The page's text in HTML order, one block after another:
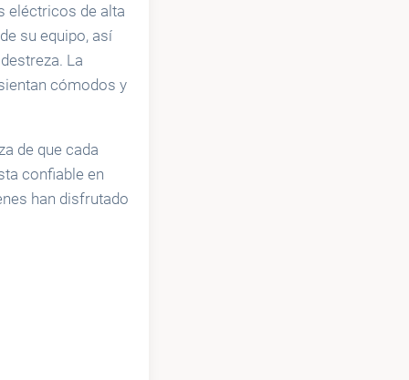
eléctricos de alta
su equipo, así
La
cómodos y
de que cada
confiable en
han disfrutado